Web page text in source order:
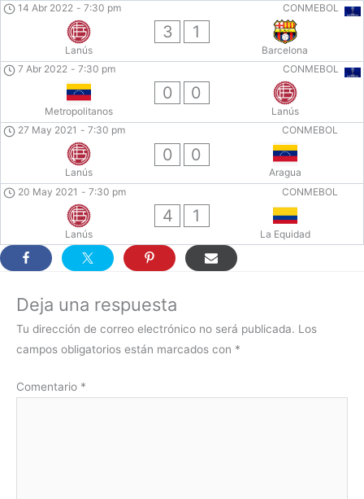
CONMEBOL
14 Abr 2022 - 7:30 pm
Lanús
3 1
Barcelona
CONMEBOL
7 Abr 2022 - 7:30 pm
Metropolitanos
0 0
Lanús
CONMEBOL
27 May 2021 - 7:30 pm
Lanús
0 0
Aragua
CONMEBOL
20 May 2021 - 7:30 pm
Lanús
4 1
La Equidad
Deja una respuesta
Tu dirección de correo electrónico no será publicada. Los
campos obligatorios están marcados con *
Comentario *